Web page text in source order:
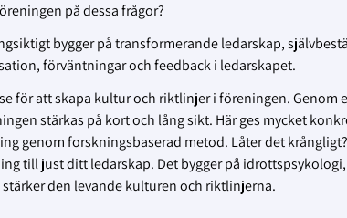
på dessa frågor?
bygger på transformerande ledarskap,
förväntningar och feedback i ledarskapet.
för att skapa kultur och riktlinjer i föreningen. Genom
stärkas på kort och lång sikt. Här ges mycket
genom forskningsbaserad metod. Låter det
till just ditt ledarskap. Det bygger på
den levande kulturen och riktlinjerna.